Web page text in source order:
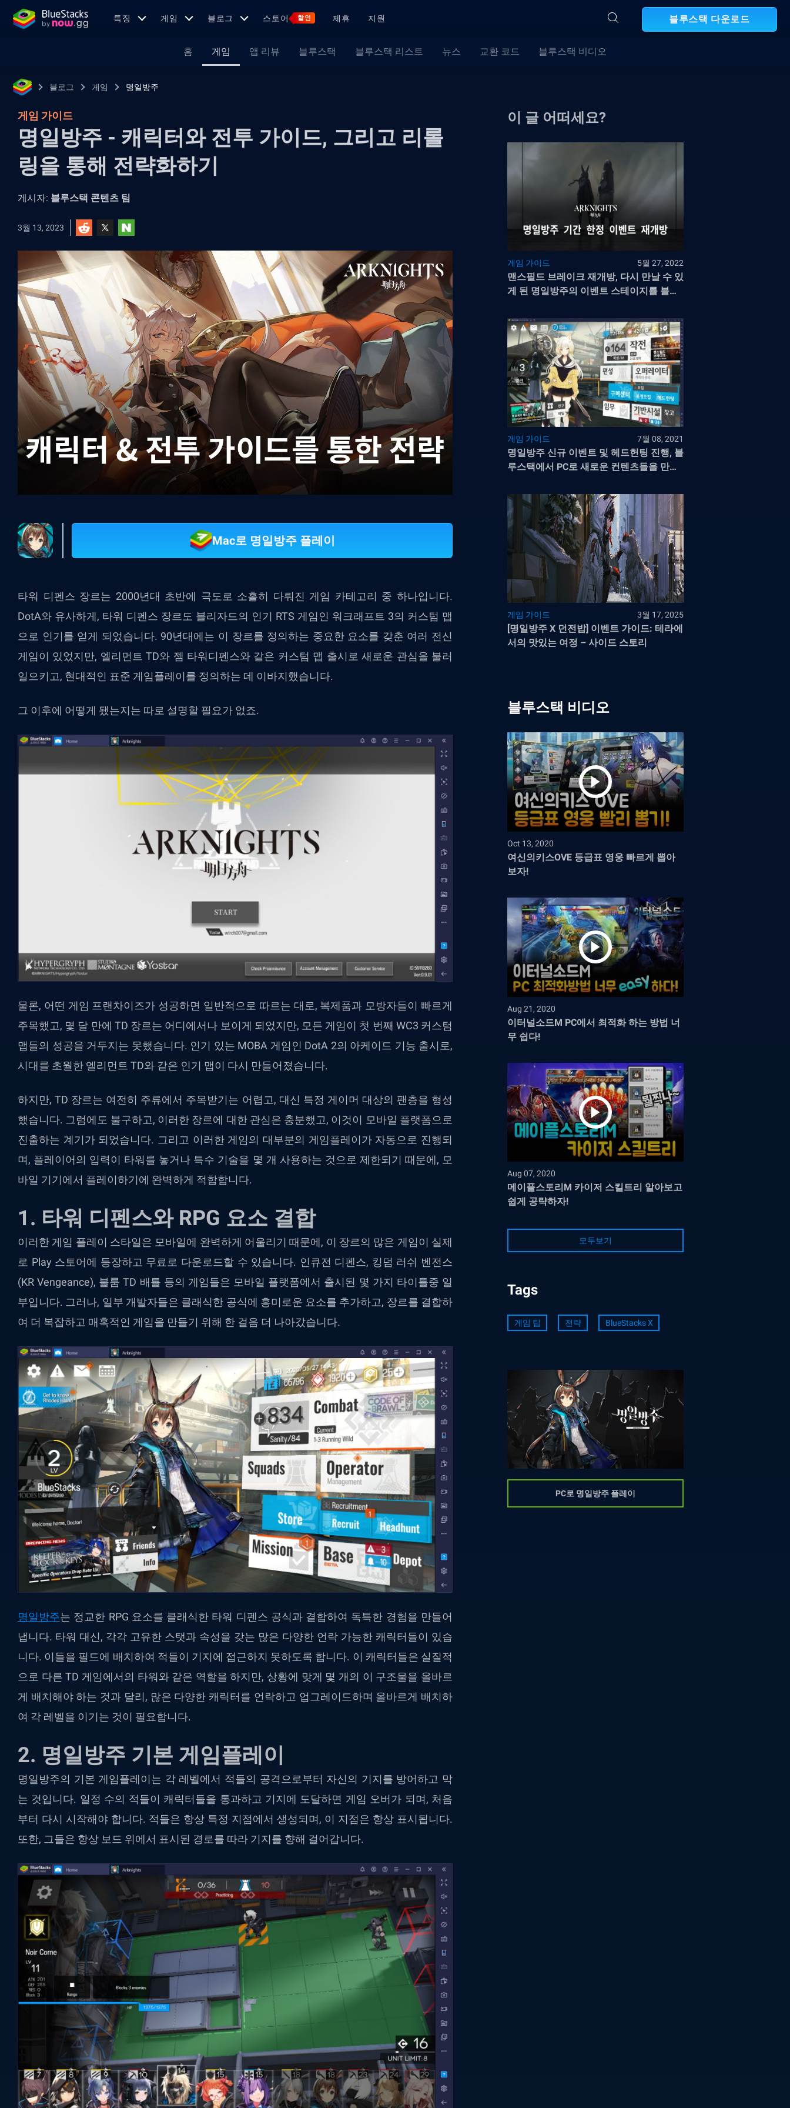
특징 게임 블로그 스토어 할인 제휴 지원 블루스택 다운로드
홈 게임 앱 리뷰 블루스택 블루스택 리스트 뉴스 교환 코드 블루스택 비디오
블로그 게임 명일방주
게임 가이드
명일방주 - 캐릭터와 전투 가이드, 그리고 리롤
링을 통해 전략화하기
게시자: 블루스택 콘텐츠 팀
3월 13, 2023
Mac로 명일방주 플레이
타워 디펜스 장르는 2000년대 초반에 극도로 소홀히 다뤄진 게임 카테고리 중 하나입니다.
DotA와 유사하게, 타워 디펜스 장르도 블리자드의 인기 RTS 게임인 워크래프트 3의 커스텀 맵
으로 인기를 얻게 되었습니다. 90년대에는 이 장르를 정의하는 중요한 요소를 갖춘 여러 전신
게임이 있었지만, 엘리먼트 TD와 젬 타워디펜스와 같은 커스텀 맵 출시로 새로운 관심을 불러
일으키고, 현대적인 표준 게임플레이를 정의하는 데 이바지했습니다.
그 이후에 어떻게 됐는지는 따로 설명할 필요가 없죠.
물론, 어떤 게임 프랜차이즈가 성공하면 일반적으로 따르는 대로, 복제품과 모방자들이 빠르게
주목했고, 몇 달 만에 TD 장르는 어디에서나 보이게 되었지만, 모든 게임이 첫 번째 WC3 커스텀
맵들의 성공을 거두지는 못했습니다. 인기 있는 MOBA 게임인 DotA 2의 아케이드 기능 출시로,
시대를 초월한 엘리먼트 TD와 같은 인기 맵이 다시 만들어졌습니다.
하지만, TD 장르는 여전히 주류에서 주목받기는 어렵고, 대신 특정 게이머 대상의 팬층을 형성
했습니다. 그럼에도 불구하고, 이러한 장르에 대한 관심은 충분했고, 이것이 모바일 플랫폼으로
진출하는 계기가 되었습니다. 그리고 이러한 게임의 대부분의 게임플레이가 자동으로 진행되
며, 플레이어의 입력이 타워를 놓거나 특수 기술을 몇 개 사용하는 것으로 제한되기 때문에, 모
바일 기기에서 플레이하기에 완벽하게 적합합니다.
1. 타워 디펜스와 RPG 요소 결합
이러한 게임 플레이 스타일은 모바일에 완벽하게 어울리기 때문에, 이 장르의 많은 게임이 실제
로 Play 스토어에 등장하고 무료로 다운로드할 수 있습니다. 인큐전 디펜스, 킹덤 러쉬 벤전스
(KR Vengeance), 블룸 TD 배틀 등의 게임들은 모바일 플랫폼에서 출시된 몇 가지 타이틀중 일
부입니다. 그러나, 일부 개발자들은 클래식한 공식에 흥미로운 요소를 추가하고, 장르를 결합하
여 더 복잡하고 매혹적인 게임을 만들기 위해 한 걸음 더 나아갔습니다.
명일방주는 정교한 RPG 요소를 클래식한 타워 디펜스 공식과 결합하여 독특한 경험을 만들어
냅니다. 타워 대신, 각각 고유한 스탯과 속성을 갖는 많은 다양한 언락 가능한 캐릭터들이 있습
니다. 이들을 필드에 배치하여 적들이 기지에 접근하지 못하도록 합니다. 이 캐릭터들은 실질적
으로 다른 TD 게임에서의 타워와 같은 역할을 하지만, 상황에 맞게 몇 개의 이 구조물을 올바르
게 배치해야 하는 것과 달리, 많은 다양한 캐릭터를 언락하고 업그레이드하며 올바르게 배치하
여 각 레벨을 이기는 것이 필요합니다.
2. 명일방주 기본 게임플레이
명일방주의 기본 게임플레이는 각 레벨에서 적들의 공격으로부터 자신의 기지를 방어하고 막
는 것입니다. 일정 수의 적들이 캐릭터들을 통과하고 기지에 도달하면 게임 오버가 되며, 처음
부터 다시 시작해야 합니다. 적들은 항상 특정 지점에서 생성되며, 이 지점은 항상 표시됩니다.
또한, 그들은 항상 보드 위에서 표시된 경로를 따라 기지를 향해 걸어갑니다.
이 글 어떠세요?
게임 가이드 5월 27, 2022
맨스필드 브레이크 재개방, 다시 만날 수 있
게 된 명일방주의 이벤트 스테이지를 블루
게임 가이드 7월 08, 2021
명일방주 신규 이벤트 및 헤드헌팅 진행, 블
루스택에서 PC로 새로운 컨텐츠들을 만나
게임 가이드 3월 17, 2025
[명일방주 X 던전밥] 이벤트 가이드: 테라에
서의 맛있는 여정 – 사이드 스토리
블루스택 비디오
Oct 13, 2020
여신의키스OVE 등급표 영웅 빠르게 뽑아
보자!
Aug 21, 2020
이터널소드M PC에서 최적화 하는 방법 너
무 쉽다!
Aug 07, 2020
메이플스토리M 카이저 스킬트리 알아보고
쉽게 공략하자!
모두보기
Tags
게임 팁 전략 BlueStacks X
PC로 명일방주 플레이